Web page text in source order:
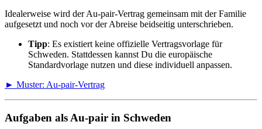
Idealerweise wird der Au-pair-Vertrag gemeinsam mit der Familie
aufgesetzt und noch vor der Abreise beidseitig unterschrieben.
Tipp: Es existiert keine offizielle Vertragsvorlage für
Schweden. Stattdessen kannst Du die europäische
Standardvorlage nutzen und diese individuell anpassen.
► Muster: Au-pair-Vertrag
Aufgaben als Au-pair in Schweden